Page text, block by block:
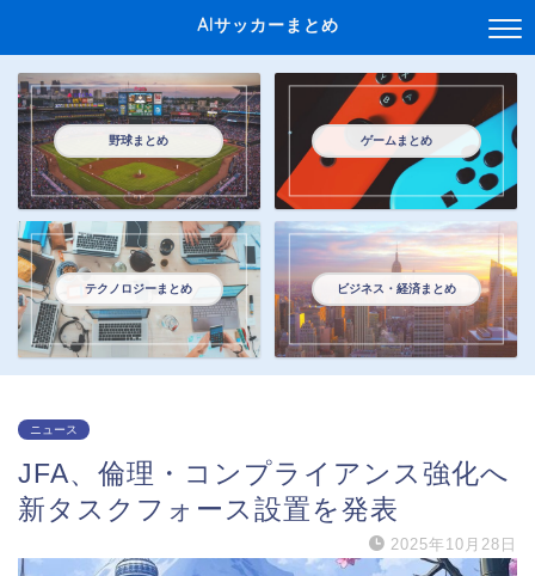
AIサッカーまとめ
野球まとめ ゲームまとめ
テクノロジーまとめ ビジネス・経済まとめ
ニュース
JFA、倫理・コンプライアンス強化へ
新タスクフォース設置を発表
2025年10月28日